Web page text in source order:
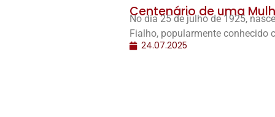
Centenário de uma
No dia 25 de julho de 1925,
Fialho, popularmente conhecido
24.07.2025